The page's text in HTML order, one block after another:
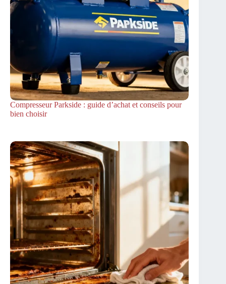
Compresseur Parkside : guide d’achat et conseils pour
bien choisir